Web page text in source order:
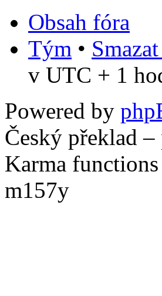
Obsah fóra
Tým •
v UTC + 1
Powered by
Český překlad –
Karma
m157y